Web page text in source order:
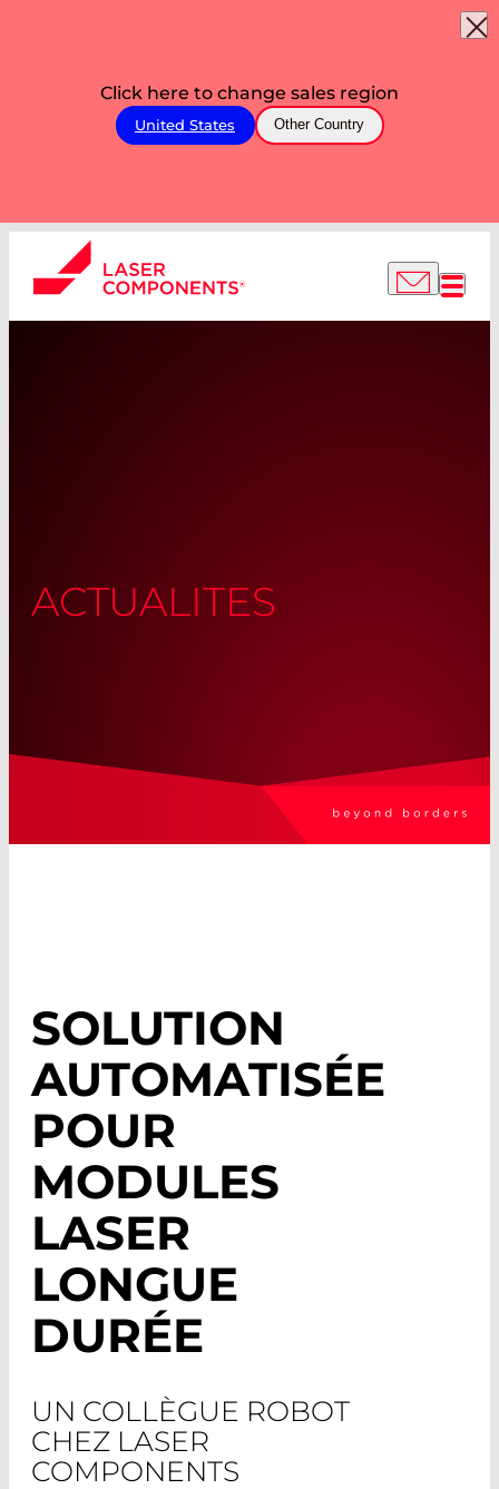
Click here to change sales region
United States Other Country
ACTUALITES
SOLUTION
AUTOMATISÉE
POUR
MODULES
LASER
LONGUE
DURÉE
UN COLLÈGUE ROBOT
CHEZ LASER
COMPONENTS